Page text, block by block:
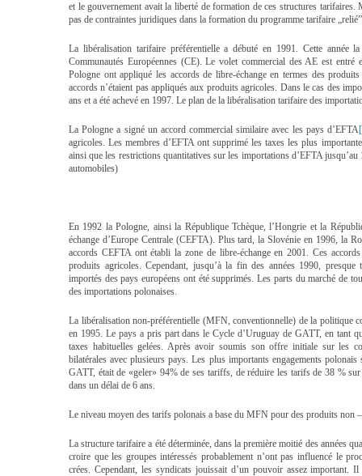
et le gouvernement avait la liberté de formation de ces structures
pas de contraintes juridiques dans la formation du programme tarifaire
La libéralisation tarifaire préférentielle a débuté en 1991. Cette année
Communautés Européennes (CE). Le volet commercial des AE est
Pologne ont appliqué les accords de libre-échange en termes des
accords n’étaient pas appliqués aux produits agricoles. Dans le cas des
ans et a été achevé en 1997. Le plan de la libéralisation tarifaire des
La Pologne a signé un accord commercial similaire avec les pays d’EFTA
agricoles. Les membres d’EFTA ont supprimé les taxes les plus
ainsi que les restrictions quantitatives sur les importations d’EFTA
automobiles)
En 1992 la Pologne, ainsi la République Tchèque, l’Hongrie et la
échange d’Europe Centrale (CEFTA). Plus tard, la Slovénie en 1996, la
accords CEFTA ont établi la zone de libre-échange en 2001. Ces
produits agricoles. Cependant, jusqu’à la fin des années 1990,
importés des pays européens ont été supprimés. Les parts du marché de
des importations polonaises.
La libéralisation non-préférentielle (MFN, conventionnelle) de la politique
en 1995. Le pays a pris part dans le Cycle d’Uruguay de GATT, en tant
taxes habituelles gelées. Après avoir soumis son offre initiale sur les
bilatérales avec plusieurs pays. Les plus importants engagements
GATT, était de «geler» 94% de ses tariffs, de réduire les tarifs de 38 %
dans un délai de 6 ans.
Le niveau moyen des tarifs polonais a base du MFN pour des produits non
La structure tarifaire a été déterminée, dans la première moitié des années
croire que les groupes intéressés probablement n’ont pas influencé le
crées. Cependant, les syndicats jouissait d’un pouvoir assez important.